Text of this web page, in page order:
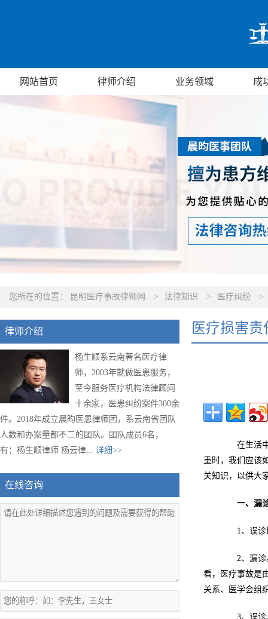
网站首页 律师介绍 业务领域 成
您所在的位置： 昆明医疗事故律师网 > 法律知识 > 医疗纠纷 >
律师介绍
杨生顺系云南著名医疗律
师，2003年就做医患服务，
至今服务医疗机构法律顾问
十余家，医患纠纷案件300余
件。2018年成立晨昀医患律师团，系云南省团队
人数和办案量都不二的团队。团队成员6名，
有：杨生顺律师 杨云律... 详细>>
在线咨询
医疗损害责
在生活中
重时，我们应该
关知识，以供大
一、漏
1、误诊
2、漏诊。
看，医疗事故是
关系、医学会组
3、误诊。